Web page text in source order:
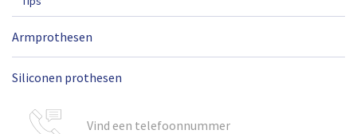
Armprothesen
Siliconen prothesen
Vind een telefoonnummer